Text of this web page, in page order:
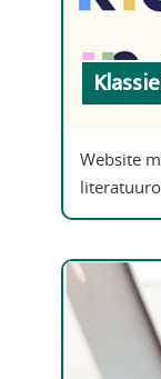
Website